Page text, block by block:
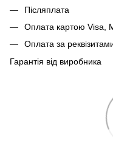
Післяплата
Оплата картою Visa,
Оплата за
Гарантія від виробника